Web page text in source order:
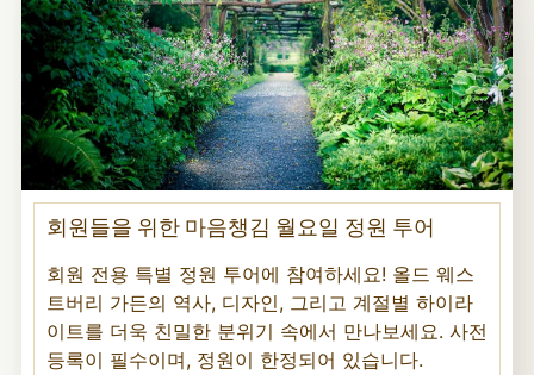
회원들을 위한 마음챙김 월요일 정원 투어
회원 전용 특별 정원 투어에 참여하세요! 올드 웨스
트버리 가든의 역사, 디자인, 그리고 계절별 하이라
이트를 더욱 친밀한 분위기 속에서 만나보세요. 사전
등록이 필수이며, 정원이 한정되어 있습니다.